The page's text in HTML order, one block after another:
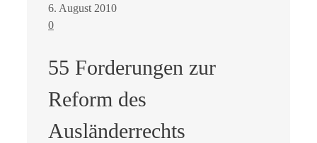
6. August 2010
0
55 Forderungen zur
Reform des
Ausländerrechts